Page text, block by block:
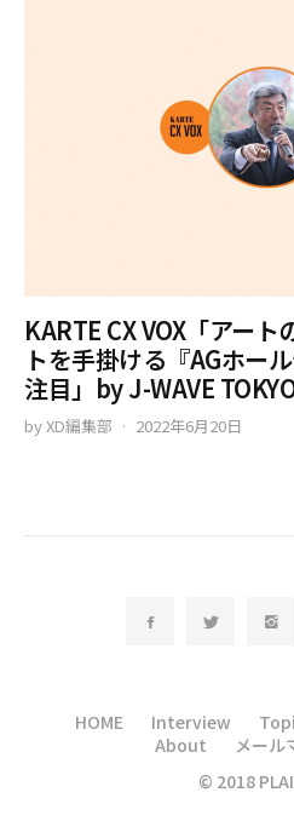
KARTE CX VOX「アー
トを手掛ける『AGホー
注目」by J-WAVE
byXD編集部 2022年6月20日
HOME Interview
About
メール
© 2018